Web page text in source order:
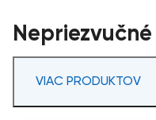
VIAC PRODUKTOV